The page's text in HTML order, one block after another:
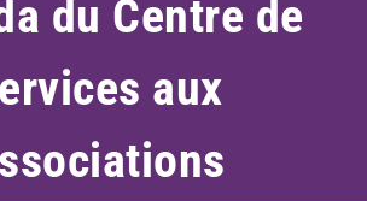
du Centre de
aux